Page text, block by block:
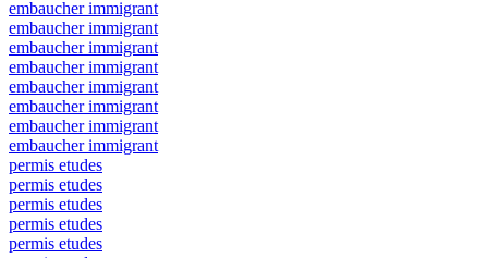
embaucher immigrant
embaucher immigrant
embaucher immigrant
embaucher immigrant
embaucher immigrant
embaucher immigrant
embaucher immigrant
embaucher immigrant
permis etudes
permis etudes
permis etudes
permis etudes
permis etudes